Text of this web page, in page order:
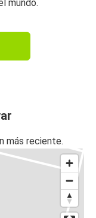
mundo.
más reciente.